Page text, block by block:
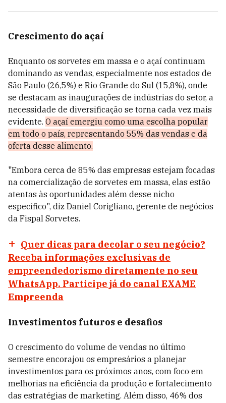
Crescimento do açaí
Enquanto os sorvetes em massa e o açaí continuam
dominando as vendas, especialmente nos estados de
São Paulo (26,5%) e Rio Grande do Sul (15,8%), onde
se destacam as inaugurações de indústrias do setor, a
necessidade de diversificação se torna cada vez mais
evidente. O açaí emergiu como uma escolha popular
em todo o país, representando 55% das vendas e da
oferta desse alimento.
"Embora cerca de 85% das empresas estejam focadas
na comercialização de sorvetes em massa, elas estão
atentas às oportunidades além desse nicho
específico", diz Daniel Corigliano, gerente de negócios
da Fispal Sorvetes.
Quer dicas para decolar o seu negócio?
Receba informações exclusivas de
empreendedorismo diretamente no seu
WhatsApp. Participe já do canal EXAME
Empreenda
Investimentos futuros e desafios
O crescimento do volume de vendas no último
semestre encorajou os empresários a planejar
investimentos para os próximos anos, com foco em
melhorias na eficiência da produção e fortalecimento
das estratégias de marketing. Além disso, 46% dos